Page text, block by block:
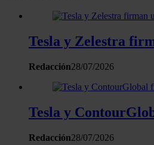
Tesla y Zelestra
Redacción28/07/2026
Tesla y
Redacción28/07/2026